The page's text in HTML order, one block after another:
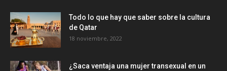
Todo lo que hay que saber sobre la cultura
de Qatar
18 noviembre, 2022
¿Saca ventaja una mujer transexual en un